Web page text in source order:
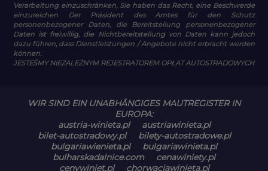
Verarbeitung einzuschränken, Sie haben das Recht, eine Beschwerde
einzureichen Der Präsident des Amtes für den Schutz
personenbezogener Daten, die Bereitstellung personenbezogener
Daten ist freiwillig, die Nichtbereitstellung von Daten kann jedoch
dazu führen, dass Dienstleistungen / Angebote nicht erbracht werden
können.
JESTEŚMY NIEZALEŻNYM REJESTRATOREM OPŁAT AUTOSTRADOWYCH
WIR SIND EIN UNABHÄNGIGES MAUTREGISTER IN
EUROPA:
austria-winieta.pl
austriawinieta.pl
bilet-autostradowy.pl
bilety-autostradowe.pl
bulgariawienieta.pl
bulgariawinieta.pl
bulharskadalnice.com
cenawiniety.pl
cenywiniet.pl
chorwacjawinieta.pl